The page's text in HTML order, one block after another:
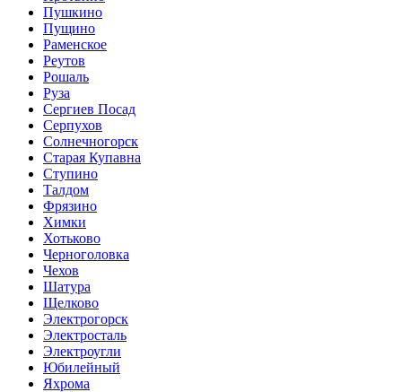
Пушкино
Пущино
Раменское
Реутов
Рошаль
Руза
Сергиев Посад
Серпухов
Солнечногорск
Старая Купавна
Ступино
Талдом
Фрязино
Химки
Хотьково
Черноголовка
Чехов
Шатура
Щелково
Электрогорск
Электросталь
Электроугли
Юбилейный
Яхрома